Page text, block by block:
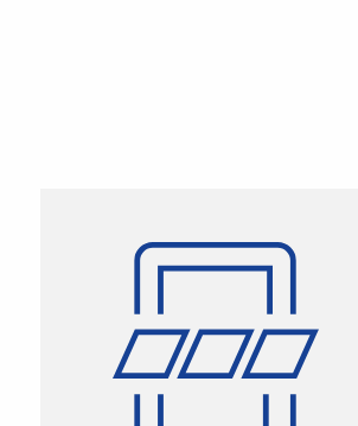
prostredníctvom ktorej sa
zamestnanci a dozvedieť sa
novinky týkajúce sa diania v